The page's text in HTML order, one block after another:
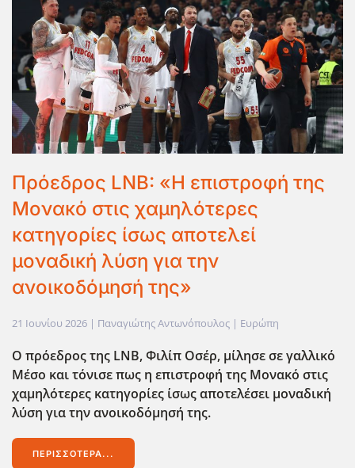
Πρόεδρος LNB: «Η επιστροφή της
Μονακό στις χαμηλότερες
κατηγορίες ίσως αποτελεί
μοναδική λύση για την
ανοικοδόμησή της»
21 Ιουνίου 2026 | Παναγιώτης Αντωνόπουλος | Ευρώπη
Ο πρόεδρος της LNB, Φιλίπ Οσέρ, μίλησε σε γαλλικό
Μέσο και τόνισε πως η επιστροφή της Μονακό στις
χαμηλότερες κατηγορίες ίσως αποτελέσει μοναδική
λύση για την ανοικοδόμησή της.
ΠΕΡΙΣΣΌΤΕΡΑ...